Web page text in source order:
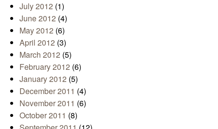
July 2012 (1)
June 2012 (4)
May 2012 (6)
April 2012 (3)
March 2012 (5)
February 2012 (6)
January 2012 (5)
December 2011 (4)
November 2011 (6)
October 2011 (8)